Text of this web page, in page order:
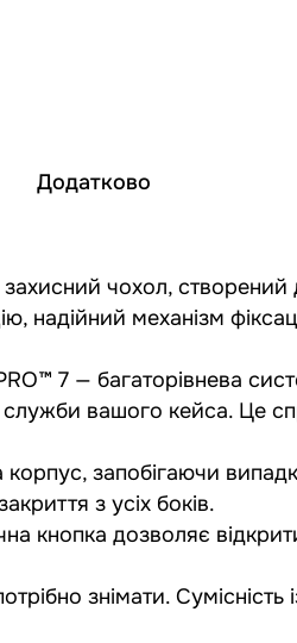
Додатково
чохол, створений
надійний механізм
7 — багаторівнева
вашого кейса. Це
запобігаючи
з усіх боків.
кнопка дозволяє
знімати. Сумісність